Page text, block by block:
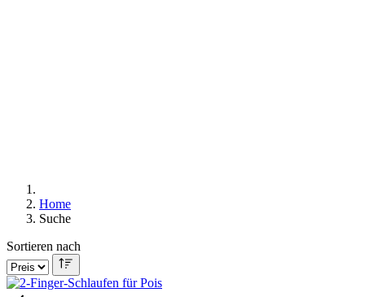
Home
Suche
Sortieren nach